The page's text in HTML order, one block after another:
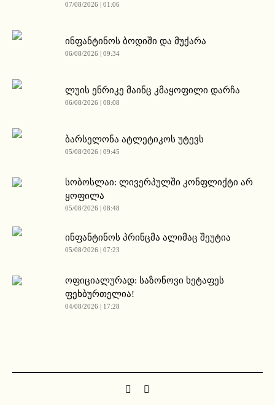
07/08/2026 | 01:06
ინფანტინოს ბოდიში და მუქარა
06/08/2026 | 09:34
ლუის ენრიკე მაინც კმაყოფილი დარჩა
06/08/2026 | 08:08
ბარსელონა ატლეტიკოს უტევს
05/08/2026 | 09:45
სობოსლაი: ლივერპულში კონფლიქტი არ
ყოფილა
05/08/2026 | 08:48
ინფანტინოს პრინცმა ალიმაც შეუტია
05/08/2026 | 07:23
ოფიციალურად: საზონოვი ხეტაფეს
ფეხბურთელია!
04/08/2026 | 17:28